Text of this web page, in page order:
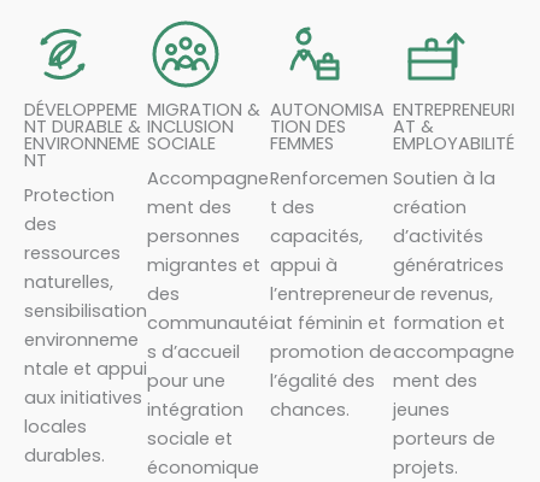
DÉVELOPPEME
NT DURABLE &
ENVIRONNEME
NT
Protection
des
ressources
naturelles,
sensibilisation
environneme
ntale et appui
aux initiatives
locales
durables.
MIGRATION &
INCLUSION
SOCIALE
Accompagne
ment des
personnes
migrantes et
des
communauté
s d’accueil
pour une
intégration
sociale et
économique
AUTONOMISA
TION DES
FEMMES
Renforcemen
t des
capacités,
appui à
l’entrepreneur
iat féminin et
promotion de
l’égalité des
chances.
ENTREPRENEURI
AT &
EMPLOYABILITÉ
Soutien à la
création
d’activités
génératrices
de revenus,
formation et
accompagne
ment des
jeunes
porteurs de
projets.